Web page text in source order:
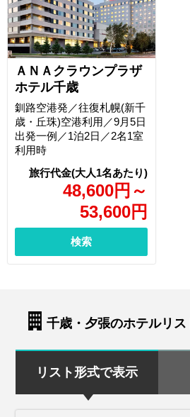
ＡＮＡクラウンプラザ
ホテル千歳
48,600円 ～
53,600円
釧路空港発／往復札幌(新千
歳・丘珠)空港利用／9月5日
出発一例／1泊2日／2名1室
利用時
検索
千歳・夕張のホテルリ
リスト形式で表示